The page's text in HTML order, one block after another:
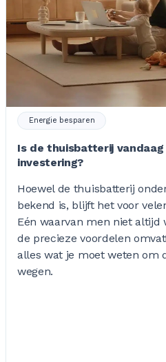
Energie besparen
Is de thuisbatterij
investering?
Hoewel de thuisbatterij
bekend is, blijft het voor
Eén waarvan men niet altijd
de precieze voordelen
alles wat je moet weten om
wegen.